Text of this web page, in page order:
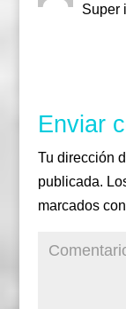
Super
Enviar
Tu dirección
publicada.
marcados con